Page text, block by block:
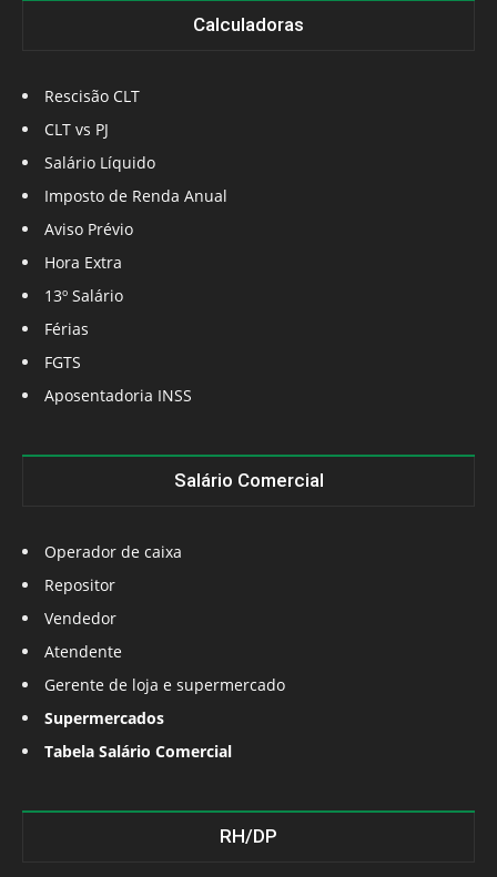
Calculadoras
Rescisão CLT
CLT vs PJ
Salário Líquido
Imposto de Renda Anual
Aviso Prévio
Hora Extra
13º Salário
Férias
FGTS
Aposentadoria INSS
Salário Comercial
Operador de caixa
Repositor
Vendedor
Atendente
Gerente de loja e supermercado
Supermercados
Tabela Salário Comercial
RH/DP